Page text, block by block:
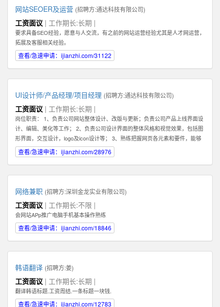
立长期关系的员工，因此我们希望你也能长期，稳定地在公司发展。你会发现公
司是一个非常大的平台--我们在北京，深圳，香港，韩国都有业务。所以公司会
给你很好的施展空间，因此我们需要你能长期地在公司不断进步！ 3：你必须具
备一种素质。那就是会坚持，坚持，坚持，永不放弃。你必须了解你和客户的关
系是长期的，所以为了建立这种长期稳定的关系，你在一开始的时候要具备百折
不挠，坚持不懈的素质，这样才能逐步取得双方的信任。 4：除了热爱销售，你
大幅提高管理客户的效率和经营业绩。我们希望你具备这种科学化管理的能力。
有这种能力的人才还可以在将来发展成为销售经理，管理一个业务团队。 6：必
须热爱学习，尤其是要对一个特点行业有兴趣，并愿意深入了解一个行业，掌握
关于该行业的专业知识，这样才能真正服务好你的客户。目前我们希望能够找到
对于创业尤其是互联网创业领域有浓厚兴趣或相关经验的人才。 如果你有激
情，有梦想，并对网络销售充满热爱，愿意接受挑战，也能熟悉使用电脑，QQ
等网络工具，那么不论你的学历如何，专业是什么，这些都不重要。我们都欢迎
网站SEOER及运营 (招聘方:通达科技有限公司)
工资面议 | 工作期长:长期 |
要求具备SEO经验，愿意与人交流，有之前的网站运营经验尤其是人才网运营，
拓展及客服相关经验。
查看/急速申请：ijianzhi.com/31122
UI设计师/产品经理/项目经理 (招聘方:通达科技有限公司)
工资面议 | 工作期长:长期 |
岗位职责： 1、负责公司网站整体设计、改版与更新；负责公司产品上线界面设
计、编辑、美化等工作； 2、负责公司设计界面的整体风格和视觉效果，包括图
形界面，交互设计，logo及icon设计等； 3、熟练把握网页各元素和要件，能够
独立进行网站美工布局的设计； 4、不断完善和熟悉，负责网站整体架构的设计
和网站风格的把握，界面的视觉规划与创意设计工作； 5、认真做好各类信息和
材； 6、负责公司产品包括网页和手机应用程序等的人机交互界面设计，提高用
户使用体验； 7、根据项目具体要求解决各类UI设计和优化问题。 职位要求：
1、一年以上相关专业工作经验。 2、熟练使用设计工具如Photoshop，
Illustrator，Flash等；掌握HTML，XHTML，CSS，XML，JavaScrip等常用语言
软件。 3、具有丰富的视觉创作经验和独到的审美修养 4、具备优秀的网站整体
策划、设计能力,有丰富的网页设计经验.
查看/急速申请：ijianzhi.com/28976
网络兼职 (招聘方:深圳金龙实业有限公司)
工资面议 | 工作期长:不限 |
会网站APp推广电脑手机基本操作熟练
查看/急速申请：ijianzhi.com/18846
韩语翻译 (招聘方:姜)
工资面议 | 工作期长:长期 |
翻译韩语标题.工资周结.一条标题一块钱.
查看/急速申请：ijianzhi.com/12783